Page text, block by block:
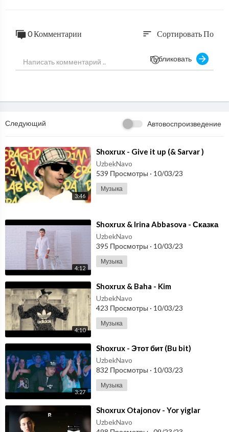
0 Комментарии sort Сортировать По
Публиковать
Следующий Автовоспроизведение
3:46
⁣Shoxrux - Give it up (& Sarvar )
UzbekNavo
539 Просмотры · 10/03/23
Музыка
4:12
⁣Shoxrux & Irina Abbasova - Сказка
UzbekNavo
395 Просмотры · 10/03/23
Музыка
4:10
⁣Shoxrux & Baha - Kim
UzbekNavo
423 Просмотры · 10/03/23
Музыка
3:27
⁣Shoxrux - Этот бит (Bu bit)
UzbekNavo
832 Просмотры · 10/03/23
Музыка
⁣Shoxrux Otajonov - Yor yiglar
UzbekNavo